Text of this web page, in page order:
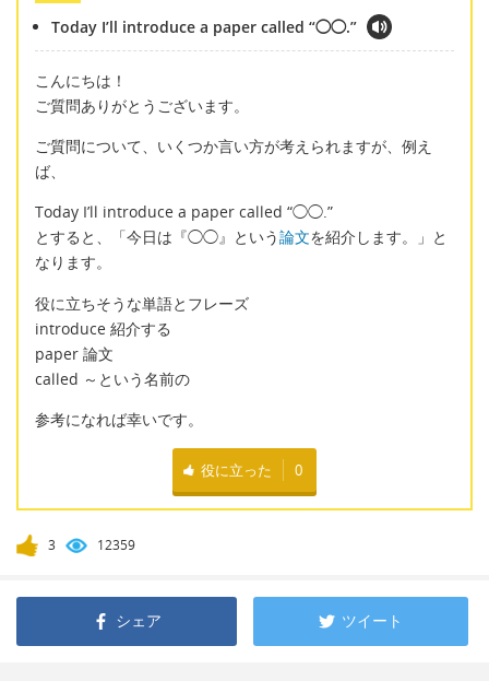
Today I’ll introduce a paper called “◯◯.”
こんにちは！
ご質問ありがとうございます。
ご質問について、いくつか言い方が考えられますが、例え
ば、
Today I’ll introduce a paper called “◯◯.”
とすると、「今日は『◯◯』という論文を紹介します。」と
なります。
役に立ちそうな単語とフレーズ
introduce 紹介する
paper 論文
called ～という名前の
参考になれば幸いです。
役に立った 0
3 12359
シェア ツイート